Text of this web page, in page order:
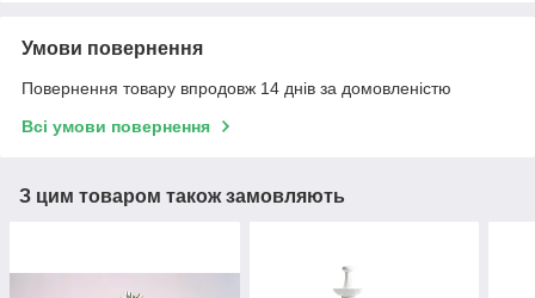
Умови повернення
Повернення товару впродовж 14 днів за домовленістю
Всі умови повернення
З цим товаром також замовляють